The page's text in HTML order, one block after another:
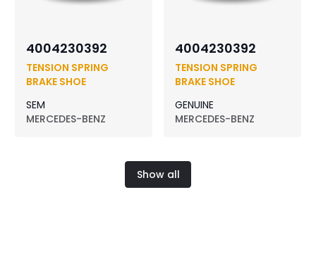
4004230392
TENSION SPRING
BRAKE SHOE
SEM
MERCEDES-BENZ
4004230392
TENSION SPRING
BRAKE SHOE
GENUINE
MERCEDES-BENZ
Show all